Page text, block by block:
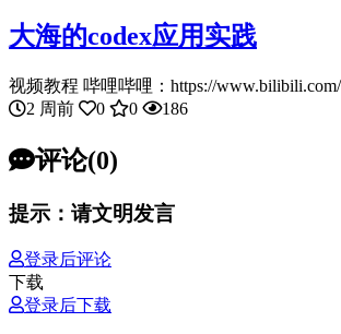
大海的codex应用实践
视频教程 哔哩哔哩：https://
2 周前
0 0 186
评论(0)
提示：请文明发言
登录后评论
下载
登录后下载